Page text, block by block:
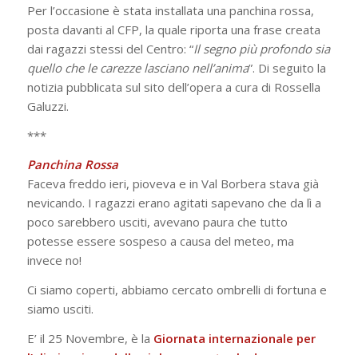
Per l’occasione è stata installata una panchina rossa,
posta davanti al CFP, la quale riporta una frase creata
dai ragazzi stessi del Centro: “Il segno più profondo sia
quello che le carezze lasciano nell’anima”. Di seguito la
notizia pubblicata sul sito dell’opera a cura di Rossella
Galuzzi.
***
Panchina Rossa
Faceva freddo ieri, pioveva e in Val Borbera stava già
nevicando. I ragazzi erano agitati sapevano che da lì a
poco sarebbero usciti, avevano paura che tutto
potesse essere sospeso a causa del meteo, ma
invece no!
Ci siamo coperti, abbiamo cercato ombrelli di fortuna e
siamo usciti.
E’ il 25 Novembre, è la Giornata internazionale per